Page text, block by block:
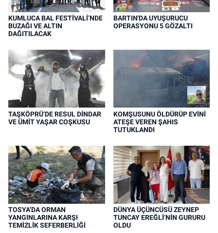
KUMLUCA BAL FESTİVALİ’NDE
BUZAĞI VE ALTIN
DAĞITILACAK
BARTIN'DA UYUŞURUCU
OPERASYONU 5 GÖZALTI
TAŞKÖPRÜ’DE RESUL DİNDAR
VE ÜMİT YAŞAR COŞKUSU
KOMŞUSUNU ÖLDÜRÜP EVİNİ
ATEŞE VEREN ŞAHIS
TUTUKLANDI
TOSYA’DA ORMAN
YANGINLARINA KARŞI
TEMİZLİK SEFERBERLİĞİ
DÜNYA ÜÇÜNCÜSÜ ZEYNEP
TUNCAY EREĞLİ’NİN GURURU
OLDU